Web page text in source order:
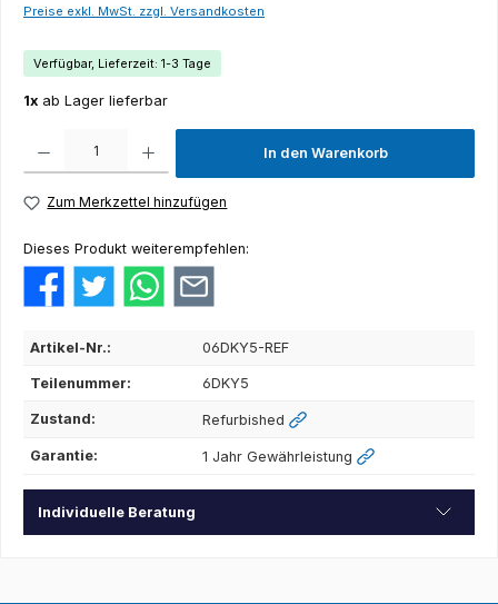
Preise exkl. MwSt. zzgl. Versandkosten
Verfügbar, Lieferzeit: 1-3 Tage
1x ab Lager lieferbar
In den Warenkorb
Zum Merkzettel hinzufügen
Dieses Produkt weiterempfehlen:
Artikel-Nr.: 06DKY5-REF
Teilenummer: 6DKY5
Zustand: Refurbished
Garantie: 1 Jahr Gewährleistung
Individuelle Beratung